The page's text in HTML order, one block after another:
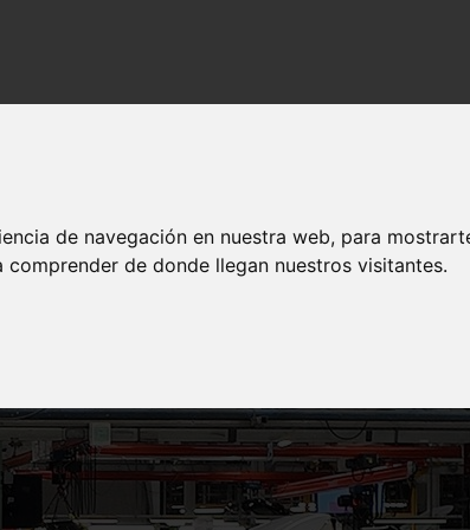
de navegación en nuestra web, para
de donde llegan nuestros visitantes.
la incorporación de proveedores